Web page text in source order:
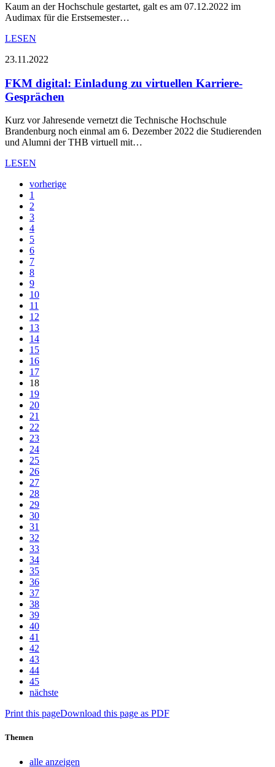
Kaum an der Hochschule gestartet, galt es am 07.12.2022 im
Audimax für die Erstsemester…
LESEN
23.11.2022
FKM digital: Einladung zu virtuellen Karriere-
Gesprächen
Kurz vor Jahresende vernetzt die Technische Hochschule
Brandenburg noch einmal am 6. Dezember 2022 die Studierenden
und Alumni der THB virtuell mit…
LESEN
vorherige
1
2
3
4
5
6
7
8
9
10
11
12
13
14
15
16
17
18
19
20
21
22
23
24
25
26
27
28
29
30
31
32
33
34
35
36
37
38
39
40
41
42
43
44
45
nächste
Print this pageDownload this page as PDF
Themen
alle anzeigen